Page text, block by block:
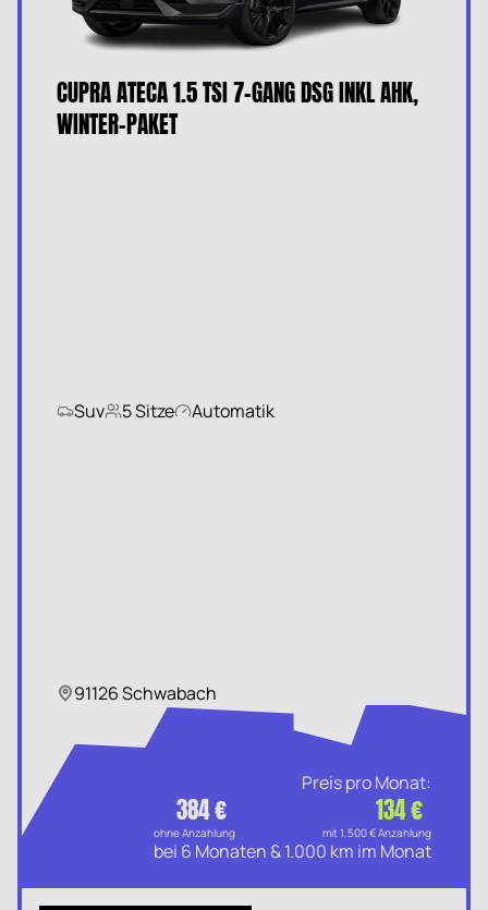
CUPRA ATECA 1.5 TSI 7-GANG DSG INKL AHK,
WINTER-PAKET
Suv 5 Sitze Automatik
91126 Schwabach
Preis pro Monat:
384 €
ohne Anzahlung
134 €
mit 1.500 € Anzahlung
bei 6 Monaten & 1.000 km im Monat